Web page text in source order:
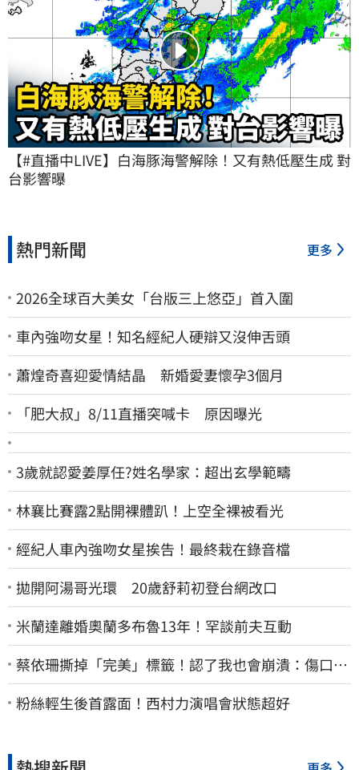
【#直播中LIVE】白海豚海警解除！又有熱低壓生成 對
台影響曝
熱門新聞 更多
2026全球百大美女「台版三上悠亞」首入圍
車內強吻女星！知名經紀人硬辯又沒伸舌頭
蕭煌奇喜迎愛情結晶 新婚愛妻懷孕3個月
「肥大叔」8/11直播突喊卡 原因曝光
3歲就認愛姜厚任?姓名學家：超出玄學範疇
林襄比賽露2點開裸體趴！上空全裸被看光
經紀人車內強吻女星挨告！最終栽在錄音檔
拋開阿湯哥光環 20歲舒莉初登台網改口
米蘭達離婚奧蘭多布魯13年！罕談前夫互動
蔡依珊撕掉「完美」標籤！認了我也會崩潰：傷口終
究會癒合
粉絲輕生後首露面！西村力演唱會狀態超好